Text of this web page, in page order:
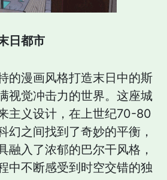
日都市
的漫画风格打造末日中的斯
视觉冲击力的世界。这座城
主义设计，在上世纪70-80
幻之间找到了奇妙的平衡，
融入了浓郁的巴尔干风格，
中不断感受到时空交错的独